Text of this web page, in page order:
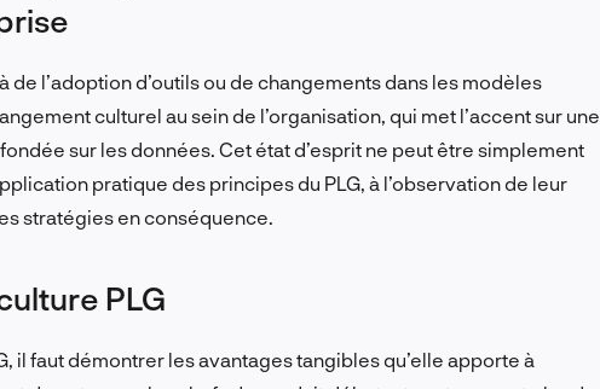
de l’adoption d’outils ou de changements dans les modèles
culturel au sein de l’organisation, qui met l’accent sur une
sur les données. Cet état d’esprit ne peut être simplement
pratique des principes du PLG, à l’observation de leur
stratégies en conséquence.
PLG
il faut démontrer les avantages tangibles qu’elle apporte à